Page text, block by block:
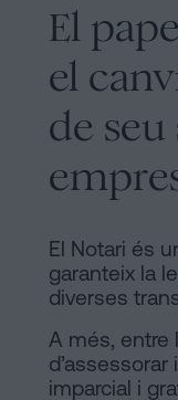
El
el
de seu
El Notari és
garanteix la
diverses
A més, entre
imparcial i